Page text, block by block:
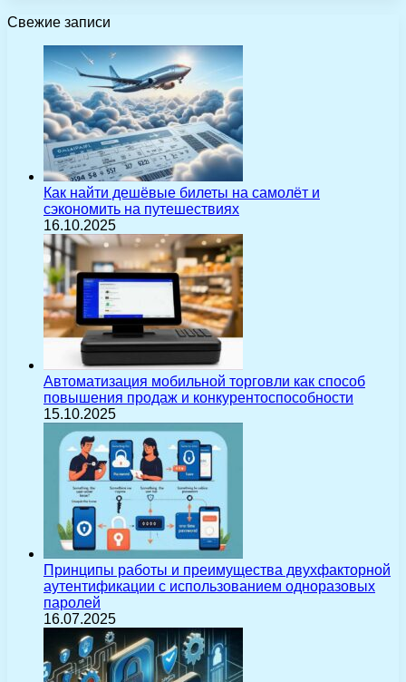
Свежие записи
Как найти дешёвые билеты на самолёт и
сэкономить на путешествиях
16.10.2025
Автоматизация мобильной торговли как способ
повышения продаж и конкурентоспособности
15.10.2025
Принципы работы и преимущества двухфакторной
аутентификации с использованием одноразовых
паролей
16.07.2025